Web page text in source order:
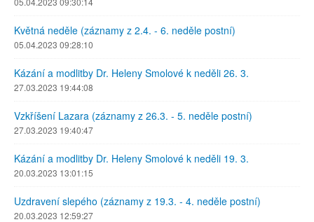
Květná neděle (záznamy z 2.4. - 6. neděle postní)
05.04.2023 09:28:10
Kázání a modlitby Dr. Heleny Smolové k neděli 26. 3.
27.03.2023 19:44:08
Vzkříšení Lazara (záznamy z 26.3. - 5. neděle postní)
27.03.2023 19:40:47
Kázání a modlitby Dr. Heleny Smolové k neděli 19. 3.
20.03.2023 13:01:15
Uzdravení slepého (záznamy z 19.3. - 4. neděle postní)
20.03.2023 12:59:27